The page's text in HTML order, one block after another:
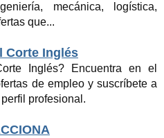
mecánica, logística,
que...
Corte Inglés
Inglés? Encuentra en el
de empleo y suscríbete a
profesional.